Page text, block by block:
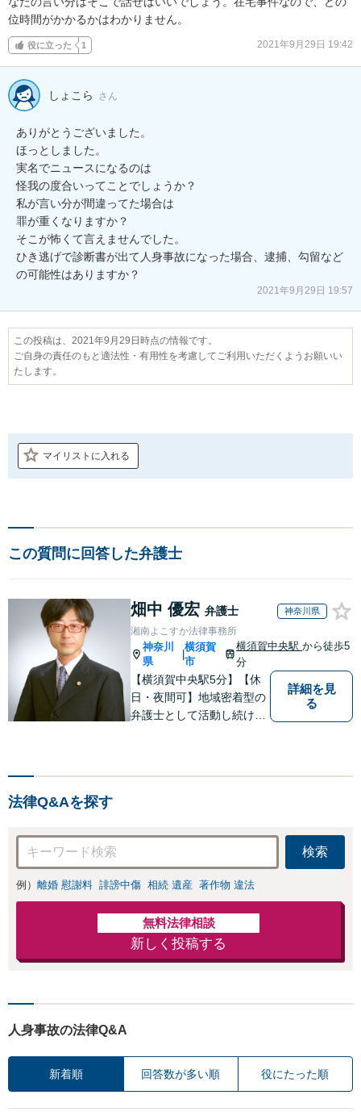
位時間がかかるかはわかりません。
役に立った 1 2021年9月29日 19:42
しょこら さん
ありがとうございました。
ほっとしました。
実名でニュースになるのは
怪我の度合いってことでしょうか？
私が言い分が間違ってた場合は
罪が重くなりますか？
そこが怖くて言えませんでした。
ひき逃げで診断書が出て人身事故になった場合、逮捕、勾留など
の可能性はありますか？
2021年9月29日 19:57
この投稿は、2021年9月29日時点の情報です。
ご自身の責任のもと適法性・有用性を考慮してご利用いただくようお願いい
たします。
マイリストに入れる
この質問に回答した弁護士
畑中 優宏 弁護士 神奈川県
湘南よこすか法律事務所
神奈川
県
横須賀
市
横須賀中央駅 から徒歩5
分
【横須賀中央駅5分】【休
日・夜間可】地域密着型の
弁護士として活動し続けて
詳細を見
る
法律Q&Aを探す
検索
例） 離婚 慰謝料 誹謗中傷 相続 遺産 著作物 違法
無料法律相談
新しく投稿する
人身事故の法律Q&A
新着順 回答数が多い順 役にたった順